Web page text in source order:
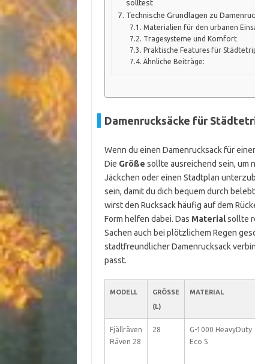
solltest
Technische Grundlagen zu
Materialien für den urbanen
Tragesysteme und Komfort
Praktische Features für
Ähnliche Beiträge:
Damenrucksäcke für
Wenn du einen Damenrucksack für
Die Größe sollte ausreichend sein, um
Jäckchen oder einen Stadtplan
sein, damit du dich bequem durch
wirst den Rucksack häufig auf dem
Form helfen dabei. Das Materialsollte
Sachen auch bei plötzlichem Regen
stadtfreundlicher Damenrucksack
passt.
MODELL
GRÖSSE (
L)
MATERIAL
Fjällräven
Räven 28
28
G-1000 HeavyDuty
Eco S